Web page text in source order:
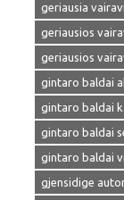
geriausia
geriausios
geriausios
gintaro baldai
gintaro baldai
gintaro baldai
gintaro baldai
gjensidige